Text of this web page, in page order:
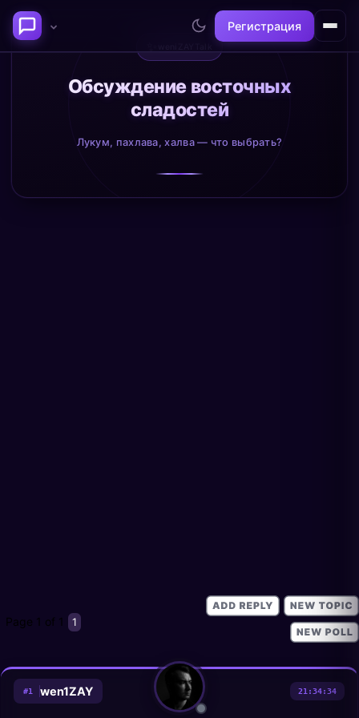
Регистрация
Последние темы
Философия сознания:
где граница между "я" и
Нейронаука и
реальность
Обсуждение восточных
сладостей
Лукум, пахлава, халва — что выбрать?
Page 1 of 1 1
#1 wen1ZAY 21:34:34